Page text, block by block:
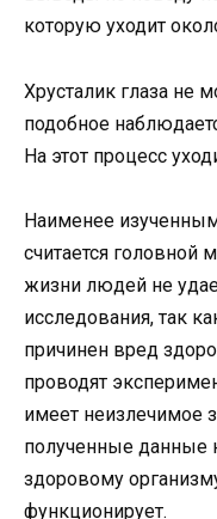
которую уходит
Хрусталик глаза не
подобное
На этот процесс
Наименее
считается головной
жизни людей не
исследования, так
причинен вред
проводят
имеет неизлечимое
полученные данные
здоровому
функционирует.